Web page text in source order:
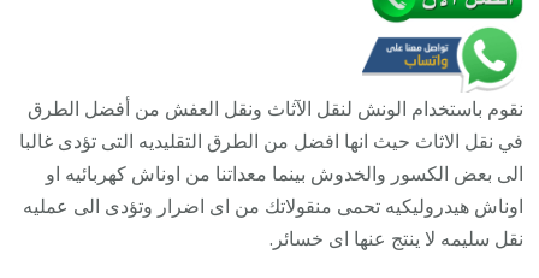
نقوم باستخدام الونش لنقل الآثاث ونقل العفش من أفضل الطرق
في نقل الاثاث حيث انها افضل من الطرق التقليديه التى تؤدى غالبا
الى بعض الكسور والخدوش بينما معداتنا من اوناش كهربائيه او
اوناش هيدروليكيه تحمى منقولاتك من اى اضرار وتؤدى الى عمليه
نقل سليمه لا ينتج عنها اى خسائر.